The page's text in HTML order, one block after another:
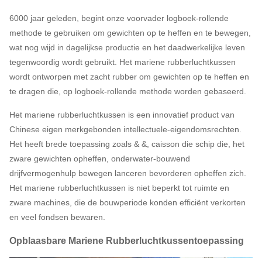
6000 jaar geleden, begint onze voorvader logboek-rollende
methode te gebruiken om gewichten op te heffen en te bewegen,
wat nog wijd in dagelijkse productie en het daadwerkelijke leven
tegenwoordig wordt gebruikt. Het mariene rubberluchtkussen
wordt ontworpen met zacht rubber om gewichten op te heffen en
te dragen die, op logboek-rollende methode worden gebaseerd.
Het mariene rubberluchtkussen is een innovatief product van
Chinese eigen merkgebonden intellectuele-eigendomsrechten.
Het heeft brede toepassing zoals & &, caisson die schip die, het
zware gewichten opheffen, onderwater-bouwend
drijfvermogenhulp bewegen lanceren bevorderen opheffen zich.
Het mariene rubberluchtkussen is niet beperkt tot ruimte en
zware machines, die de bouwperiode konden efficiënt verkorten
en veel fondsen bewaren.
Opblaasbare Mariene Rubberluchtkussentoepassing